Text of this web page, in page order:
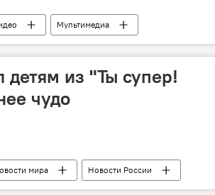
Мультимедиа
"Ты супер! Танцы"
Маргарита Симоньян
из "Ты супер!
чудо
мира
Новости России
"Ты супер! Танцы"
Маргарита Симоньян